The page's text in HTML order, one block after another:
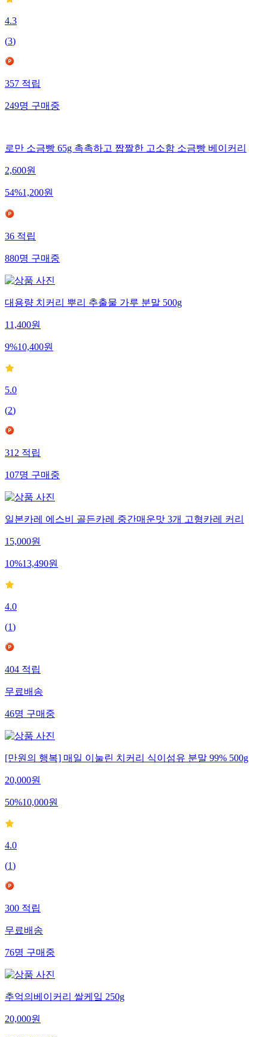
4.3
(3)
357적립
249명구매중
로만 소금빵 65g 촉촉하고 짭짤한 고소함 소금빵 베이커리
2,600원
54%1,200원
36적립
880명구매중
대용량 치커리 뿌리 추출물 가루 분말 500g
11,400원
9%10,400원
5.0
(2)
312적립
107명구매중
일본카레 에스비 골든카레 중간매운맛 3개 고형카레 커리
15,000원
10%13,490원
4.0
(1)
404적립
무료배송
46명구매중
[만원의 행복] 매일 이눌린 치커리 식이섬유 분말 99% 500g
20,000원
50%10,000원
4.0
(1)
300적립
무료배송
76명구매중
추억의베이커리 쌀케잌 250g
20,000원